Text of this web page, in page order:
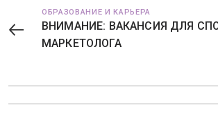
ОБРАЗОВАНИЕ И КАРЬЕРА
ВНИМАНИЕ: ВАКАНСИЯ ДЛЯ
МАРКЕТОЛОГА